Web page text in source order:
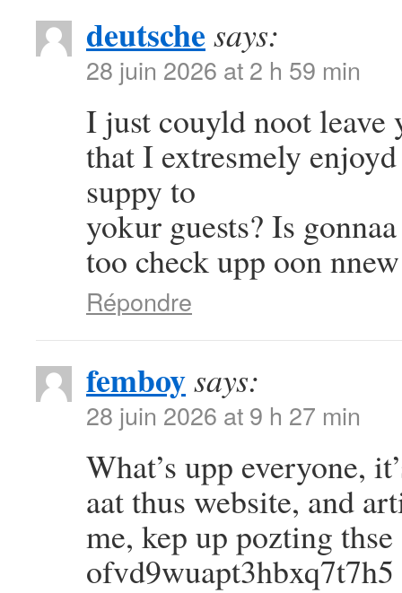
deutsche says:
28 juin 2026 at 2 h 59 min
I just couyld noot leave
that I extresmely
suppy to
yokur guests? Is
too check upp oon
Répondre
femboysays:
28 juin 2026 at 9 h 27 min
What’s upp everyone,
aat thus website, and
me, kep up pozting
ofvd9wuapt3hbxq7t7h5